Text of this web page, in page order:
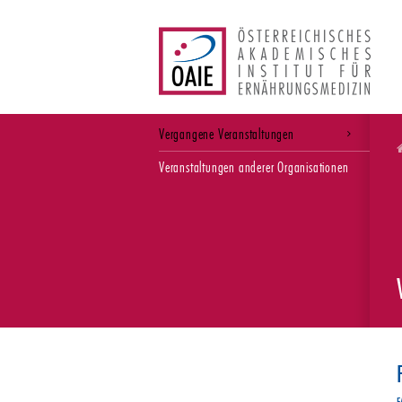
Vergangene Veranstaltungen
Veranstaltungen anderer Organisationen